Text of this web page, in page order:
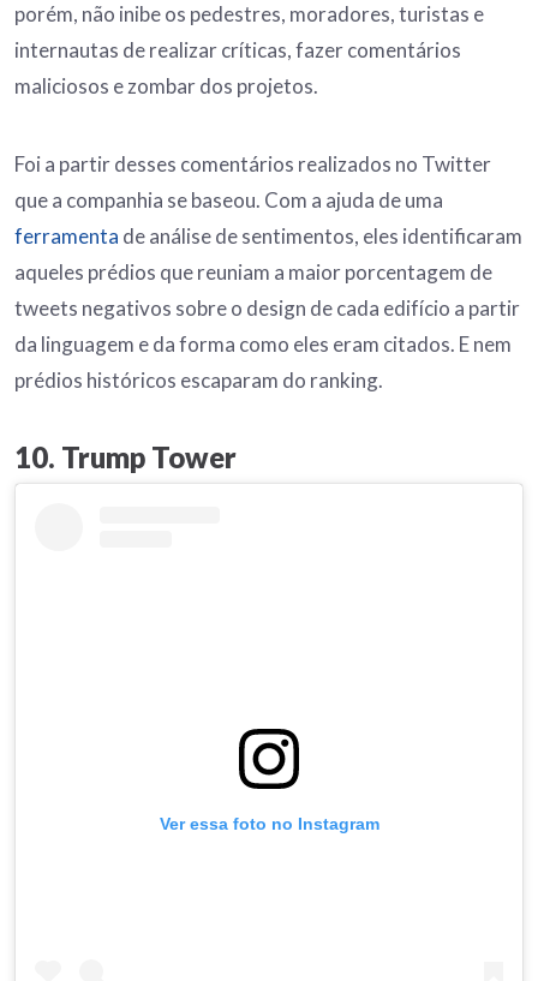
porém, não inibe os pedestres, moradores, turistas e
internautas de realizar críticas, fazer comentários
maliciosos e zombar dos projetos.
Foi a partir desses comentários realizados no Twitter
que a companhia se baseou. Com a ajuda de uma
ferramenta de análise de sentimentos, eles identificaram
aqueles prédios que reuniam a maior porcentagem de
tweets negativos sobre o design de cada edifício a partir
da linguagem e da forma como eles eram citados. E nem
prédios históricos escaparam do ranking.
10. Trump Tower
Ver essa foto no Instagram